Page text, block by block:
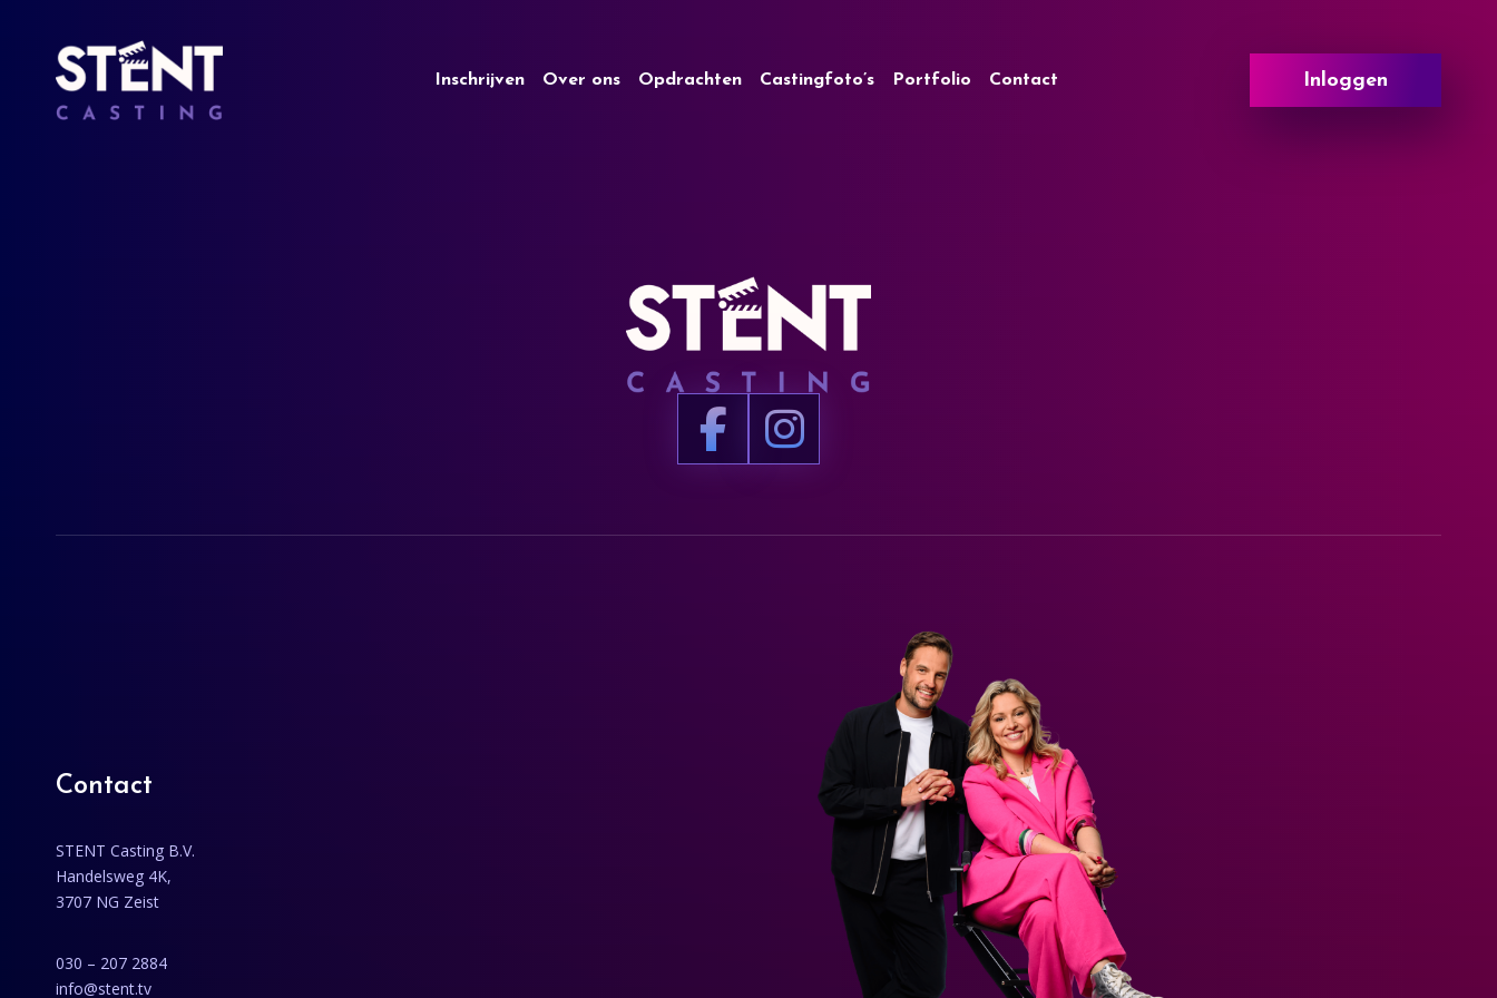
Inschrijven Over ons Opdrachten Castingfoto’s Portfolio Contact Inloggen
Contact
STENT Casting B.V.
Handelsweg 4K,
3707 NG Zeist
030 – 207 2884
info@stent.tv